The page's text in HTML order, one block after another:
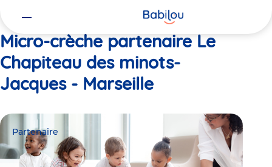
Micro-crèche partenaire Le
Chapiteau des minots-
Jacques - Marseille
Partenaire